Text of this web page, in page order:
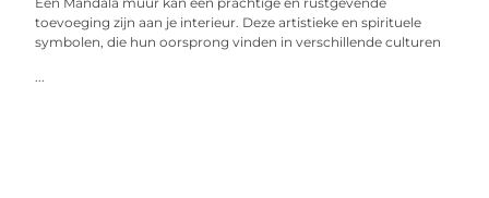
toevoeging zijn aan je interieur. Deze artistieke en spirituele
symbolen, die hun oorsprong vinden in verschillende culturen
...